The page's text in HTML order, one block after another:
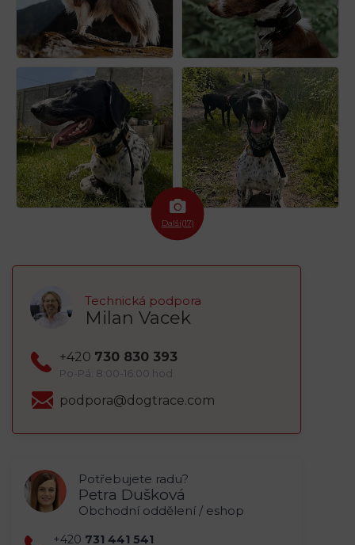
Další(17)
Technická podpora
Milan Vacek
+420 730 830 393
Po-Pá: 8:00-16:00 hod
podpora@dogtrace.com
Potřebujete radu?
Petra Dušková
Obchodní oddělení / eshop
+420 731 441 541